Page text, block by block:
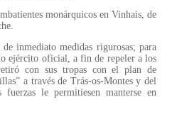
monárquicos en Vinhais, de
inmediato medidas rigurosas; para
ejército oficial, a fin de repeler a los
con sus tropas con el plan de
a través de Trás-os-Montes y del
le permitiesen manterse en